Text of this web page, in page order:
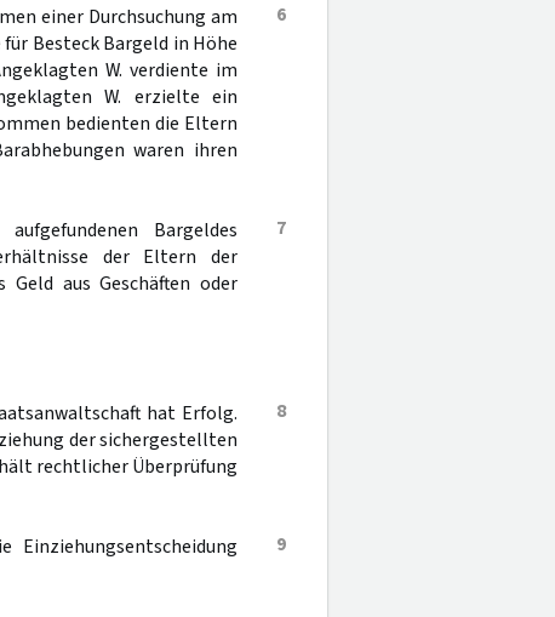
6
einer Durchsuchung am
Besteck Bargeld in Höhe
W. verdiente im
W. erzielte ein
bedienten die Eltern
waren ihren
7
Bargeldes
der Eltern der
aus Geschäften oder
8
hat Erfolg.
der sichergestellten
rechtlicher Überprüfung
9